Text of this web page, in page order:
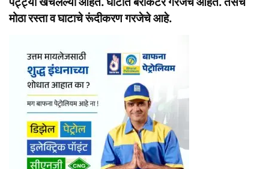
मोठा रस्ता व घाटाचे रूंदीकरण गरजेचे आहे.